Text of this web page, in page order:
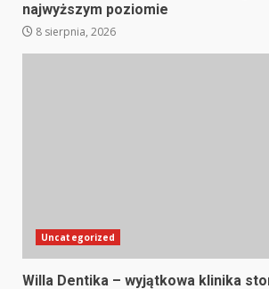
najwyższym poziomie
8 sierpnia, 2026
Uncategorized
Willa Dentika – wyjątkowa klinika